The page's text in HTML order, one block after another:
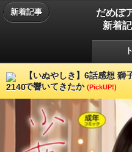
新着記事
だめぽ
新着記
【いぬやしき】6話感想 獅
で響いてきたか (PickUP!)